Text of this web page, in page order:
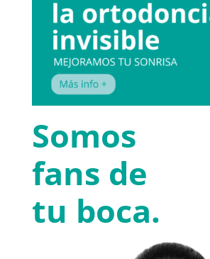
Somos
fans de
tu boca.